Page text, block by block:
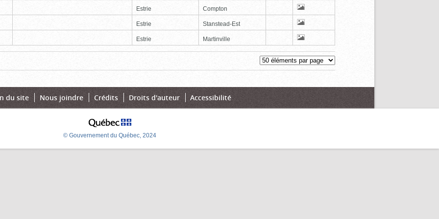
Estrie Compton
Estrie Stanstead-Est
Estrie Martinville
du site Nous joindre Crédits Droits d'auteur Accessibilité
© Gouvernement du Québec, 2024